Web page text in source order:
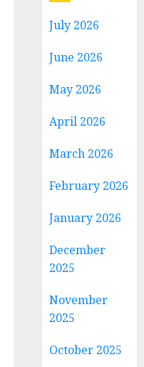
July 2026
June 2026
May 2026
April 2026
March 2026
February 2026
January 2026
December
2025
November
2025
October 2025